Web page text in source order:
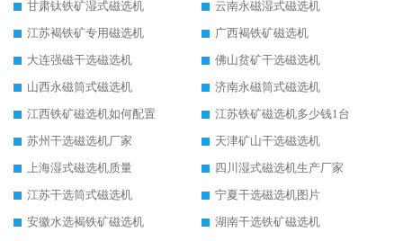
甘肃钛铁矿湿式磁选机
云南永磁湿式磁选机
江苏褐铁矿专用磁选机
广西褐铁矿磁选机
大连强磁干选磁选机
佛山贫矿干选磁选机
山西永磁筒式磁选机
济南永磁筒式磁选机
江西铁矿磁选机如何配置
江苏铁矿磁选机多少钱1台
苏州干选磁选机厂家
天津矿山干选磁选机
上海湿式磁选机质量
四川湿式磁选机生产厂家
江苏干选筒式磁选机
宁夏干选磁选机图片
安徽水选褐铁矿磁选机
湖南干选铁矿磁选机